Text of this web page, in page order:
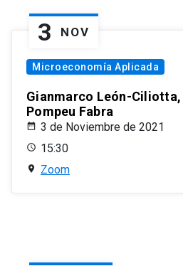
3 NOV
Microeconomía Aplicada
Gianmarco León-
Pompeu Fabra
3 de Noviembre de 2021
15:30
Zoom